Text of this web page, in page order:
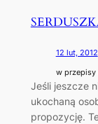
12 lut, 2012
w przepisy
Jeśli jeszcze
ukochaną
propozycję.